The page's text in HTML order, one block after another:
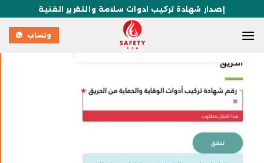
إصدار شهادة تركيب ادوات سلامة والتقرير الفنية
وتساب